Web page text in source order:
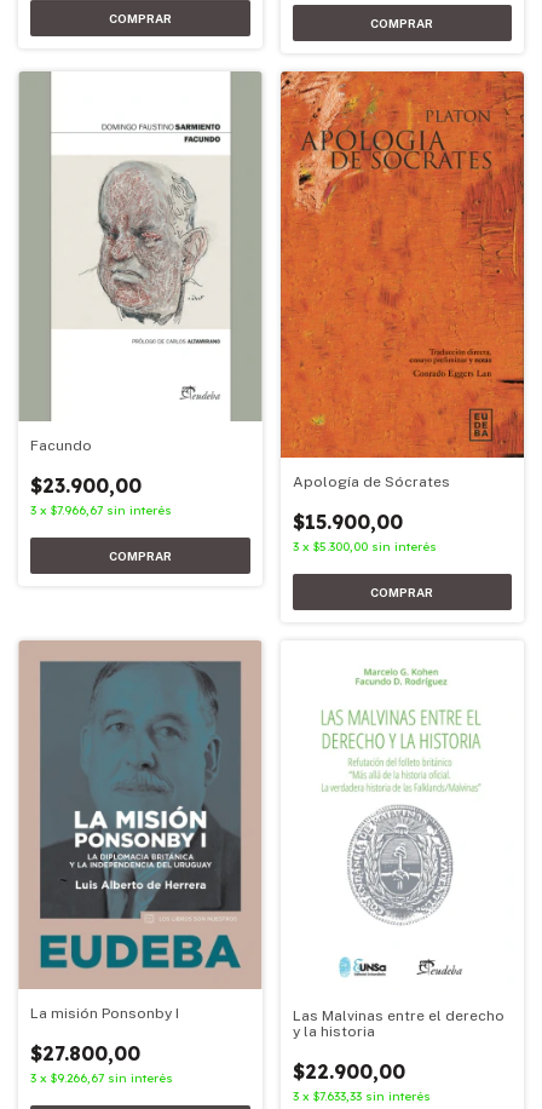
Facundo
$23.900,00
3 x $7.966,67 sin interés
Apología de Sócrates
$15.900,00
3 x $5.300,00 sin interés
La misión Ponsonby I
$27.800,00
3 x $9.266,67 sin interés
Las Malvinas entre el derecho
y la historia
$22.900,00
3 x $7.633,33 sin interés